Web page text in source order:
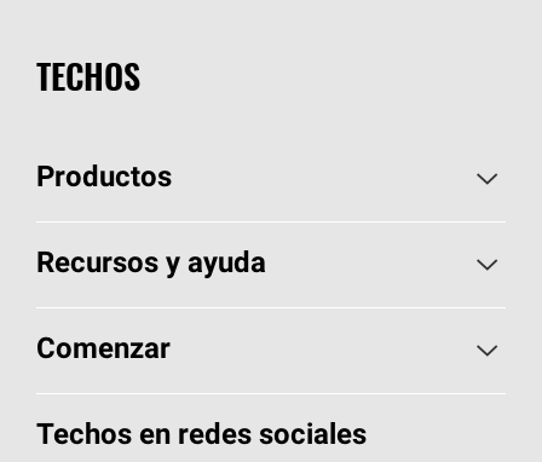
TECHOS
Productos
Elija sus tejas
Encuentre un contratista
Componentes para techos
Recursos y ayuda
Aspectos básicos sobre techos
Herramientas de diseño y color
Comenzar
Llame al 1-800-GET-PINK®
Techos en redes sociales